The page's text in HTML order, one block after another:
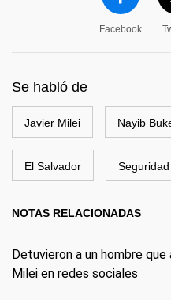
Facebook
Se habló de
Javier Milei Nayib
El Salvador Seguridad
NOTAS RELACIONADAS
Detuvieron a un hombre
Milei en redes sociales